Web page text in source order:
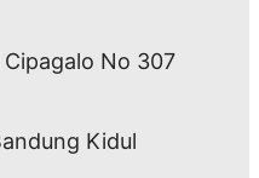
No 307
Kidul